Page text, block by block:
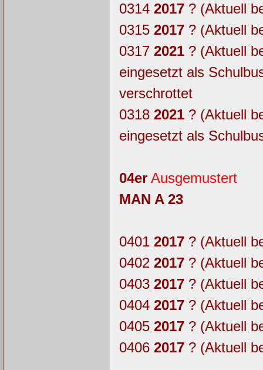
0314 2017? (Aktuell
0315 2017? (Aktuell
0317 2021? (Aktuell
eingesetzt als
verschrottet
0318 2021? (Aktuell
eingesetzt als
04er Ausgemustert
MAN A 23
0401 2017? (Aktuell
0402 2017? (Aktuell
0403 2017? (Aktuell
0404 2017? (Aktuell
0405 2017? (Aktuell
0406 2017? (Aktuell